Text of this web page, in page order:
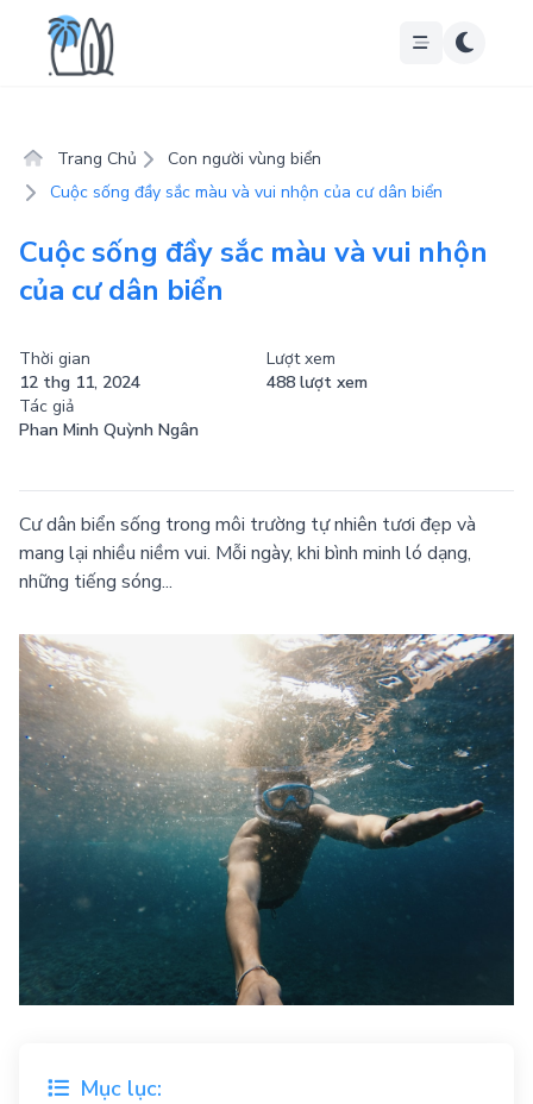
Trang Chủ
Con người vùng biển
Cuộc sống đầy sắc màu và vui nhộn của cư dân biển
Cuộc sống đầy sắc màu và vui nhộn
của cư dân biển
Thời gian
12 thg 11, 2024
Lượt xem
488 lượt xem
Tác giả
Phan Minh Quỳnh Ngân
Cư dân biển sống trong môi trường tự nhiên tươi đẹp và
mang lại nhiều niềm vui. Mỗi ngày, khi bình minh ló dạng,
những tiếng sóng...
Mục lục: